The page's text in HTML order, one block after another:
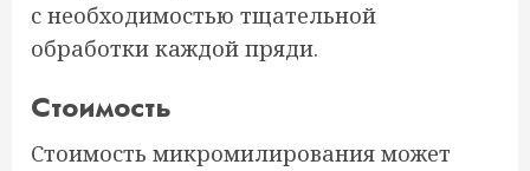
с необходимостью тщательной
обработки каждой пряди.
Стоимость
Стоимость микромилирования может